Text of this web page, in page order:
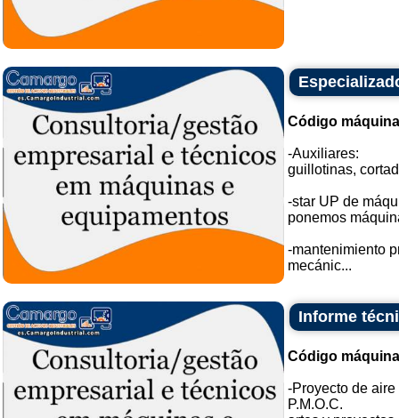
Código
-Auxiliares:
guillotinas,
-star UP de
ponemos
-mantenimiento
mecánic...
Informe
Código
-Proyecto de
P.M.O.C.